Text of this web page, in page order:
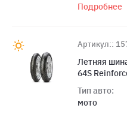
Подробнее
Артикул::
Летняя
64S
Тип авто:
мото